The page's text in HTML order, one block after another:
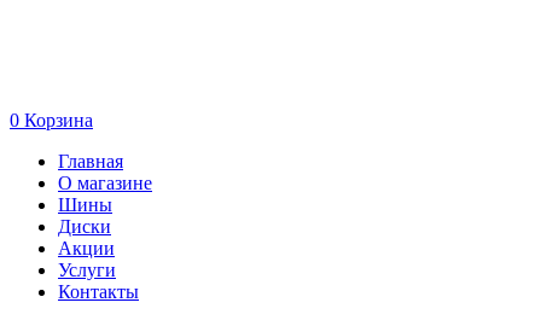
0 Корзина
Главная
О магазине
Шины
Диски
Акции
Услуги
Контакты